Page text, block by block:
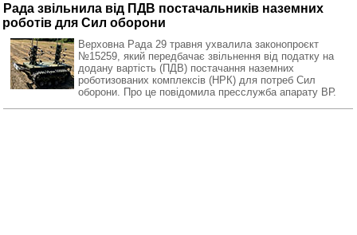
Рада звільнила від ПДВ постачальників наземних
роботів для Сил оборони
Верховна Рада 29 травня ухвалила законопроєкт
№15259, який передбачає звільнення від податку на
додану вартість (ПДВ) постачання наземних
роботизованих комплексів (НРК) для потреб Сил
оборони. Про це повідомила пресслужба апарату ВР.